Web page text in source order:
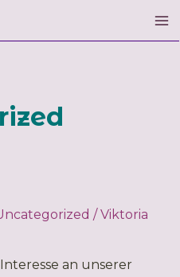
/Viktoria
an unserer